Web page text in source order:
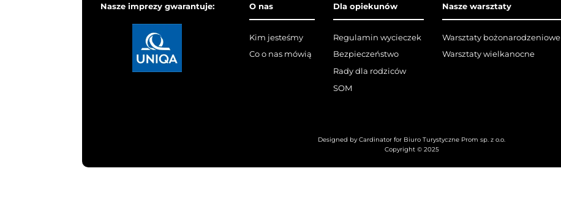
Nasze imprezy gwarantuje: O nas
Kim jesteśmy
Co o nas mówią
Dla opiekunów
Regulamin wycieczek
Bezpieczeństwo
Rady dla rodziców
SOM
Nasze warsztaty
Warsztaty bożonarodzeniowe
Warsztaty wielkanocne
Designed by Cardinator for Biuro Turystyczne Prom sp. z o.o.
Copyright © 2025